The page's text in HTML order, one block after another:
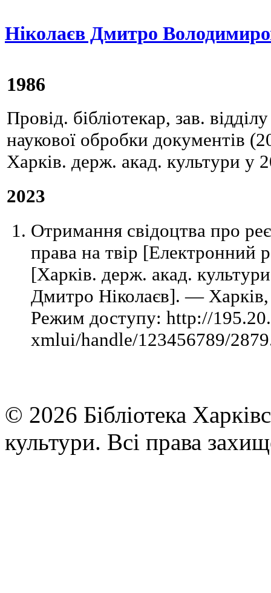
Ніколаєв Дмитро
1986
Провід. бібліотекар, зав.
наукової обробки документів
Харків. держ. акад. культури
2023
Отримання свідоцтва про
права на твір [Електронний
[Харків. держ. акад.
Дмитро Ніколаєв]. —
Режим доступу: http://
xmlui/handle/123456789/
© 2026 Бібліотека
культури. Всі права